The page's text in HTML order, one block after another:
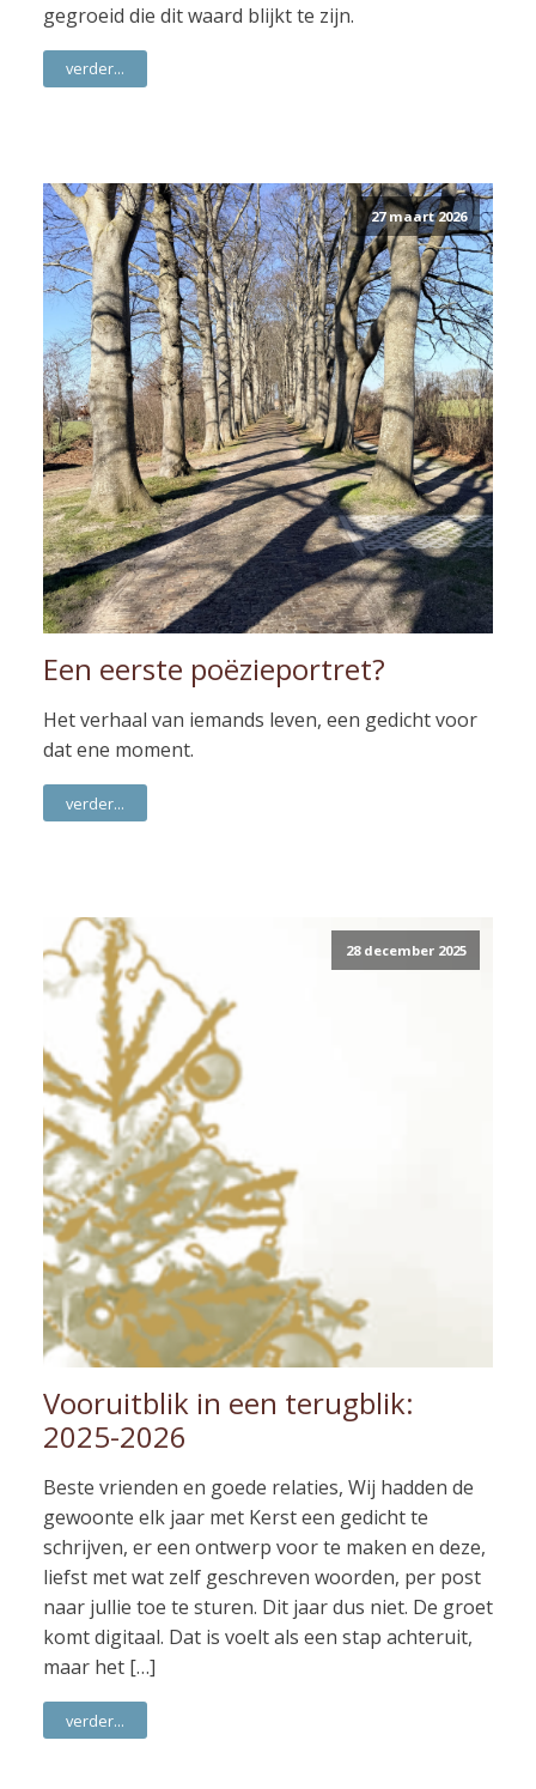
gegroeid die dit waard blijkt te zijn.
verder...
27 maart 2026
Een eerste poëzieportret?
Het verhaal van iemands leven, een gedicht voor
dat ene moment.
verder...
28 december 2025
Vooruitblik in een terugblik:
2025-2026
Beste vrienden en goede relaties, Wij hadden de
gewoonte elk jaar met Kerst een gedicht te
schrijven, er een ontwerp voor te maken en deze,
liefst met wat zelf geschreven woorden, per post
naar jullie toe te sturen. Dit jaar dus niet. De groet
komt digitaal. Dat is voelt als een stap achteruit,
maar het […]
verder...